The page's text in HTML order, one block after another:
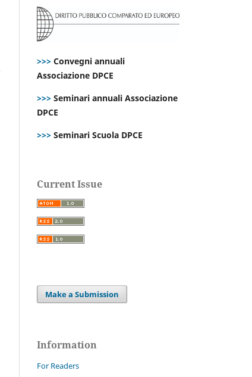
>>> Convegni annuali
Associazione DPCE
>>> Seminari annuali Associazione
DPCE
>>> Seminari Scuola DPCE
Current Issue
Make a Submission
Information
For Readers